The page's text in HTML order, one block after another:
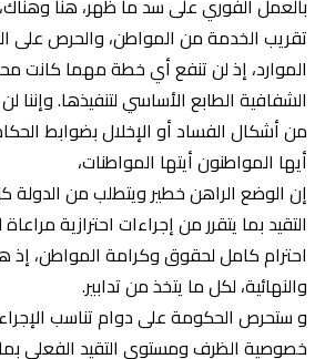
تقريب الخدمة من المواطن، والحرص على
الموارد، إذ لن تنفع أي خطة مهما كانت
الشفافية الطابع الأساسي لتنفيذها.
من أشكال الفساد أو الإخلال بضوابط
أيها المواطنون أيتها المواطنات،
إن الوضع الراهن خطير ويتطلب من
التقيد بما يتقرر من إجراءات احترازية
احترام كامل لحقوق وكرامة المواطن، إذ
والنهائية، لكل ما يتخذ من تدابير.
و ستحرص الحكومة على دوام تناسب
خصوصية الظرف ومستوى التقيد الفعلي